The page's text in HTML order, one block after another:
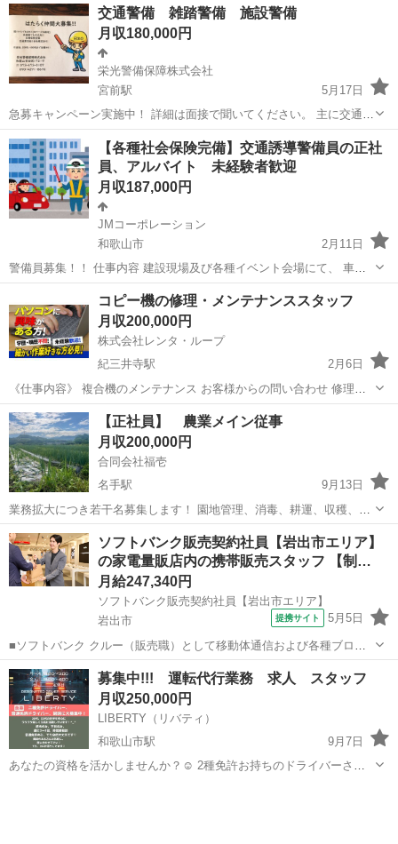
交通警備 雑踏警備 施設警備
月収180,000円
栄光警備保障株式会社
宮前駅
5月17日
急募キャンペーン実施中！ 詳細は面接で聞いてください。 主に交通警
備のお仕事です。 季節によって雑踏、施設もあります。 運転免許や
交通警備資格をお持ちの方は優遇します。 20代30代40代の方 シ
ニアの方も大歓迎！ ...
和歌山 和歌山市 宮前駅 その他 30代
【各種社会保険完備】交通誘導警備員の正社
員、アルバイト 未経験者歓迎
月収187,000円
JMコーポレーション
和歌山市
2月11日
警備員募集！！ 仕事内容 建設現場及び各種イベント会場にて、 車
両、 歩行者の安全、 また交通渋滞が発生しない様誘導していただき
ます 未経験者大歓迎 教育がありますので安心してください！ 休日は
週休2日シフト制 2級...
和歌山市 その他 建設現場
コピー機の修理・メンテナンススタッフ
月収200,000円
株式会社レンタ・ループ
紀三井寺駅
2月6日
《仕事内容》 複合機のメンテナンス お客様からの問い合わせ 修理受
件 PCと複合機のネットワーク構築 コピー用紙やトナー等の配達業務
レンタル機の搬入 等が主なお仕事内容です。 入社後すぐにメーカー
の...
和歌山 和歌山市 紀三井寺駅 その他 業務
【正社員】 農業メイン従事
月収200,000円
合同会社福壱
名手駅
9月13日
業務拡大につき若干名募集します！ 園地管理、消毒、耕運、収穫、整
備作業。 正社員1名 【雇用形態】正社員 【給与】月額200000円 【時
間】8：00〜17：00(1時間休憩含む) ※完全土日休み、交通費支給、残
業代月17...
和歌山 紀の川市 名手駅 その他 清掃業
ソフトバンク販売契約社員【岩出市エリア】
の家電量販店内の携帯販売スタッフ 【制…
月給247,340円
ソフトバンク販売契約社員【岩出市エリア】
岩出市
提携サイト 5月5日
■ソフトバンク クルー（販売職）として移動体通信および各種ブロー
ドバンドサービスの提案・販売をお任せします。 【具体的な業務内
容】 ・スマートフォンなどの販売 ・新規加入やプラン変更の事務手続
き ・その他、各種商品・サービ...
和歌山 岩出市 その他
募集中!!! 運転代行業務 求人 スタッフ
月収250,000円
LIBERTY（リバティ）
和歌山市駅
9月7日
あなたの資格を活かしませんか？☺️ 2種免許お持ちのドライバーさん